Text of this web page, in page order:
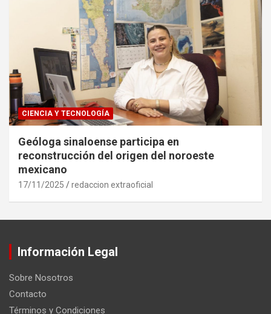
CIENCIA Y TECNOLOGÍA
Geóloga sinaloense participa en
reconstrucción del origen del noroeste
mexicano
17/11/2025 redaccion extraoficial
Información Legal
Sobre Nosotros
Contacto
Términos y Condiciones